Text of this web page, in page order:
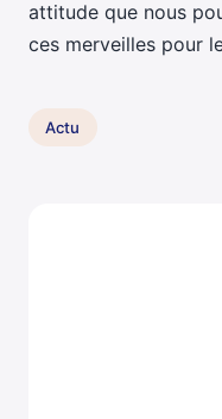
attitude que nous
ces merveilles pour
Actu